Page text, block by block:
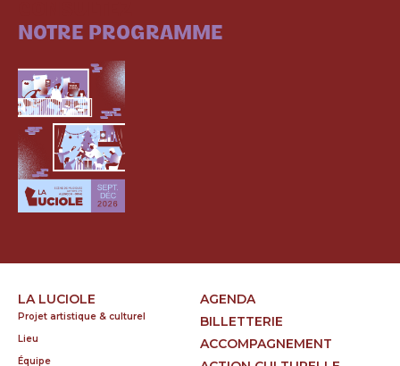
NOTRE PROGRAMME
LA LUCIOLE
Projet artistique & culturel
Lieu
Équipe
AGENDA
BILLETTERIE
ACCOMPAGNEMENT